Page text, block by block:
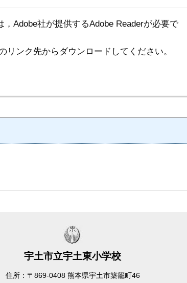
Adobe社が提供するAdobe Readerが必要で
ンク先からダウンロードしてください。
宇土市立宇土東小学校
住所：〒869-0408 熊本県宇土市築籠町46